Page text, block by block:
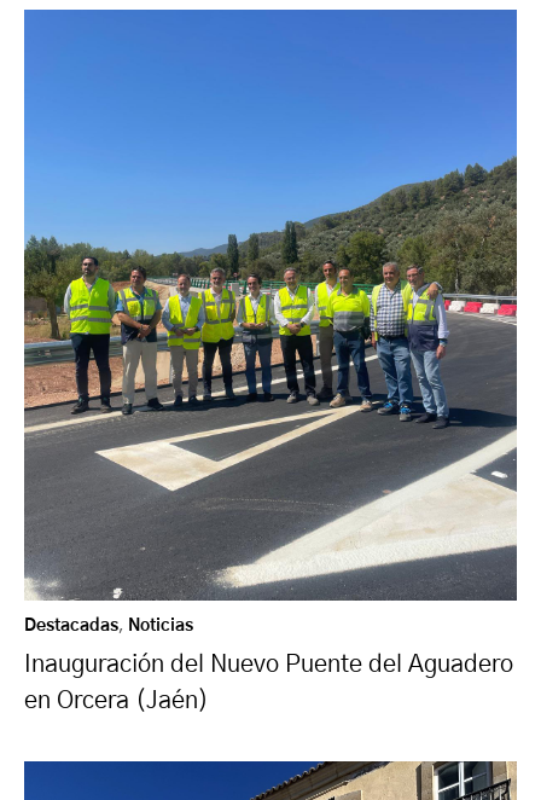
Destacadas, Noticias
Inauguración del Nuevo Puente del Aguadero
en Orcera (Jaén)